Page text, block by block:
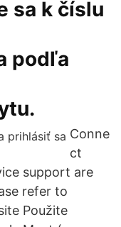
sa k číslu
podľa
Conne
ct
support are
refer to
Použite